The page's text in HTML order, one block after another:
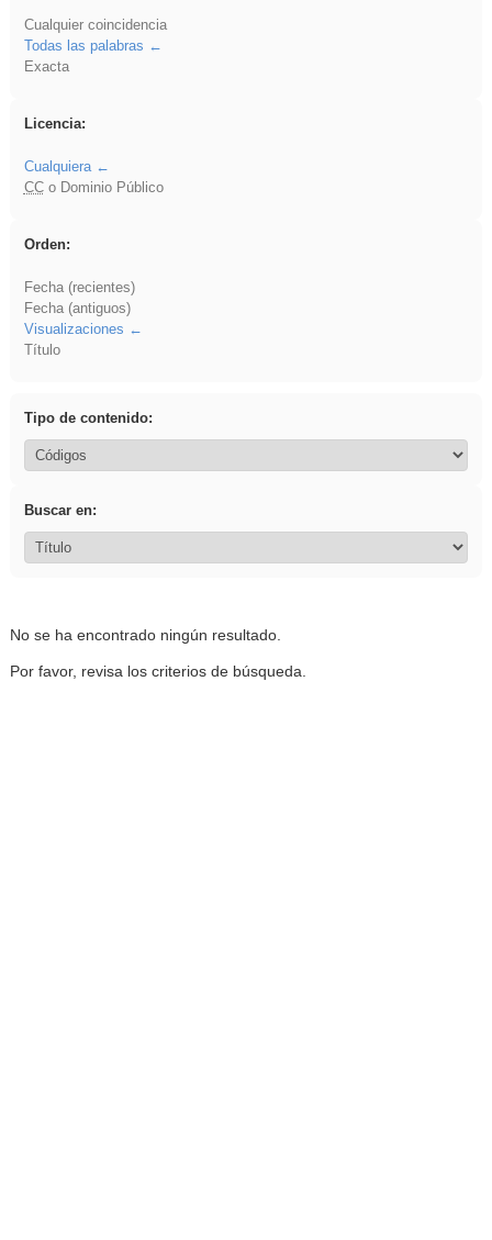
Cualquier coincidencia
Todas las palabras
Exacta
Licencia:
Cualquiera
CCo Dominio Público
Orden:
Fecha (recientes)
Fecha (antiguos)
Visualizaciones
Título
Tipo de contenido:
Buscar en:
No se ha encontrado ningún resultado.
Por favor, revisa los criterios de búsqueda.